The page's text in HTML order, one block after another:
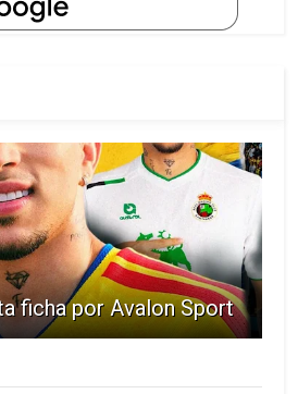
ficha por Avalon Sport